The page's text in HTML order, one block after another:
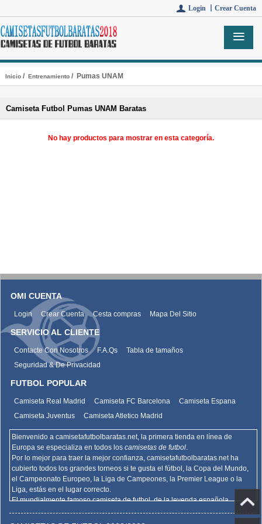
Login 丨 Crear Cuenta
Inicio/ Entrenamiento/ Pumas UNAM
Camiseta Futbol Pumas UNAM Baratas
No hay productos para mostrar en esta categoría.
OMI CUENTA
Login Crear Cuenta Cesta compras Mapa Del Sitio
SERVICIO AL CLIENTE
Contacte Con Nosotros F.A.Qs
Tabla de tamaños
Seguridad & De Privacidad
FUTBOL POPULAR
Camiseta Real Madrid Camiseta FC Barcelona
Camiseta Espana
Camiseta Juventus
Camiseta Atletico Madrid
Bienvenido a camisetafutbolbaratas.net, la primera tienda en línea de
Europa se especializa en todos los camisetas de futbol.
Por lo mejor para traer la mejor confianza, camisetafutbolbaratas.netha
cubierto todos los grandes torneos si te gusta el fútbol, la Copa del Mundo,
el Campeonato Europeo, la Liga de Campeones, la Premier League o la
Liga, estás en el lugar correcto.
El mundialmente famoso camiseta de futbol, de la leyenda española